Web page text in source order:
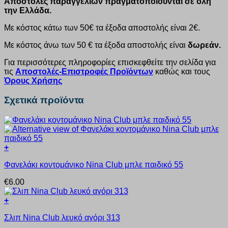
την Ελλάδα.
Με κόστος κάτω των 50€ τα έξοδα αποστολής είναι 2€.
Με κόστος άνω των 50 € τα έξοδα αποστολής είναι δωρεάν.
Για περισσότερες πληροφορίες επισκεφθείτε την σελίδα για
τις Αποστολές-Επιστροφές Προϊόντων καθώς και τους
Όρους Χρήσης
Σχετικά προϊόντα
+
το
έχει
πολλαπλές
παραλλαγές.
επιλογές
Φανελάκι κοντομάνικο Nina Club μπλε παιδικό 55
€6.00
+
το
Σλιπ Nina Club λευκό αγόρι 313